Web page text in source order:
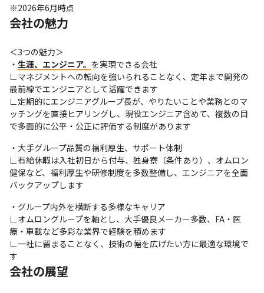
※2026年6月時点
会社の魅力
＜3つの魅力＞
・ 生涯、エンジニア。 を実現できる会社
∟マネジメントへの転向を強いられることなく、定年まで開発の
最前線でエンジニアとして活躍できます
∟定期的にエンジニアグループ長が、やりたいことや業務とのマ
ッチングを直接ヒアリングし、現役エンジニア含めて、複数の目
で多面的に公平・公正に評価する制度があります
・大手グループ品質の福利厚生、サポート体制
∟有給休暇は入社初日から付与、独身寮（条件あり）、オムロン
健保など、福利厚生や研修制度を多数整備し、エンジニアを全面
バックアップします
・グループ内外を横断する多様なキャリア
∟オムロングループを軸とし、大手優良メーカー多数、FA・医
療・車載など多彩な業界で経験を積めます
∟一社に留まることなく、技術の幅を広げたい方に最適な環境で
す
会社の展望